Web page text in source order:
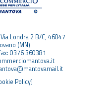
Londra 2 B/C, 46047
(MN)
0376 360381
Policy]